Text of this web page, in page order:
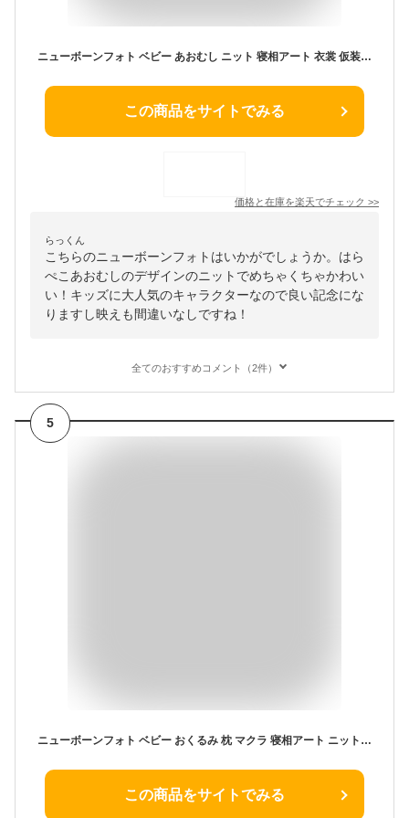
ニューボーンフォト ベビー あおむし ニット 寝相アート 衣裳 仮装 コスチューム 帽子 パンツ セット 写真撮影 記念写真 年賀状 男の子 女の子 新生児 ユ00582-2
この商品をサイトでみる
価格と在庫を楽天でチェック >>
らっくん
こちらのニューボーンフォトはいかがでしょうか。はら
ぺこあおむしのデザインのニットでめちゃくちゃかわい
い！キッズに大人気のキャラクターなので良い記念にな
りますし映えも間違いなしですね！
全てのおすすめコメント（2件）
5
ニューボーンフォト ベビー おくるみ 枕 マクラ 寝相アート ニット 衣裳 コスチューム セット 帽子 写真撮影 記念 記念写真 年賀状 男の子 女の子 新生児 乳児 出産祝い プレゼント
この商品をサイトでみる